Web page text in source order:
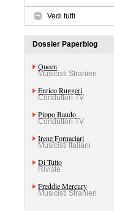
Vedi tutti
Dossier Paperblog
Queen
Musicisti Stranieri
Enrico Ruggeri
Conduttori TV
Pippo Baudo
Conduttori TV
Irene Fornaciari
Musicisti Italiani
Di Tutto
Riviste
Freddie Mercury
Musicisti Stranieri